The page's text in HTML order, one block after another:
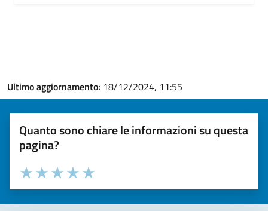
Ultimo aggiornamento: 18/12/2024, 11:55
Quanto sono chiare le informazioni su questa
pagina?
Valuta la chiarezza delle informazioni (da 1 a 5 stelle)
Seleziona il numero di stelle per valutare la chiarezza delle
Valuta 5 stelle su 5
Valuta 4 stelle su 5
Valuta 3 stelle su 5
Valuta 2 stelle su 5
Valuta 1 stelle su 5